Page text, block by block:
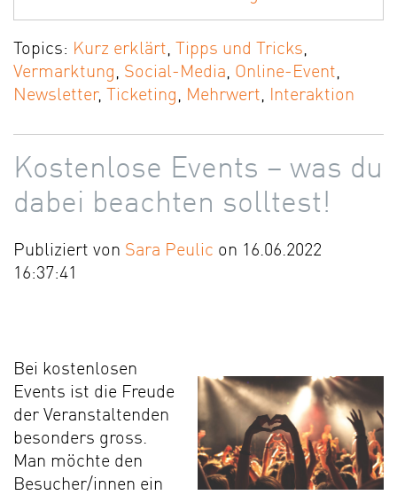
Topics: Kurz erklärt, Tipps und Tricks,
Vermarktung, Social-Media, Online-Event,
Newsletter, Ticketing, Mehrwert, Interaktion
Kostenlose Events – was du
dabei beachten solltest!
Publiziert von Sara Peulic on 16.06.2022
16:37:41
Bei kostenlosen
Events ist die Freude
der Veranstaltenden
besonders gross.
Man möchte den
Besucher/innen ein